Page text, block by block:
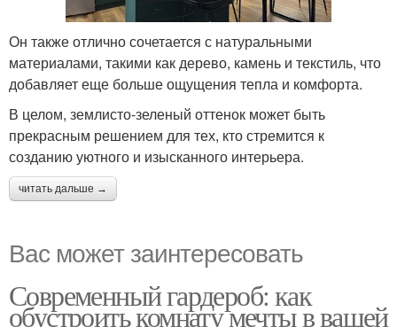
Он также отлично сочетается с натуральными
материалами, такими как дерево, камень и текстиль, что
добавляет еще больше ощущения тепла и комфорта.
В целом, землисто-зеленый оттенок может быть
прекрасным решением для тех, кто стремится к
созданию уютного и изысканного интерьера.
читать дальше →
Вас может заинтересовать
Современный гардероб: как
обустроить комнату мечты в вашей